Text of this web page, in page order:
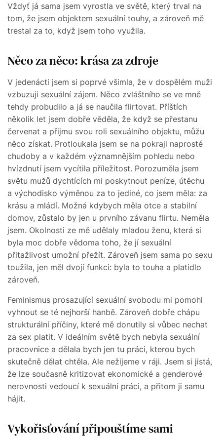
Vždyť já sama jsem vyrostla ve světě, který trval na
tom, že jsem objektem sexuální touhy, a zároveň mě
trestal za to, když jsem toho využila.
Něco za něco: krása za zdroje
V jedenácti jsem si poprvé všimla, že v dospělém muži
vzbuzuji sexuální zájem. Něco zvláštního se ve mně
tehdy probudilo a já se naučila flirtovat. Příštích
několik let jsem dobře věděla, že když se přestanu
červenat a přijmu svou roli sexuálního objektu, můžu
něco získat. Protloukala jsem se na pokraji naprosté
chudoby a v každém významnějším pohledu nebo
hvízdnutí jsem vycítila příležitost. Porozuměla jsem
světu mužů dychtících mi poskytnout peníze, útěchu
a východisko výměnou za to jediné, co jsem měla: za
krásu a mládí. Možná kdybych měla otce a stabilní
domov, zůstalo by jen u prvního závanu flirtu. Neměla
jsem. Okolnosti ze mě udělaly mladou ženu, která si
byla moc dobře vědoma toho, že jí sexuální
přitažlivost umožní přežít. Zároveň jsem sama po sexu
toužila, jen měl dvojí funkci: byla to touha a platidlo
zároveň.
Feminismus prosazující sexuální svobodu mi pomohl
vyhnout se té nejhorší hanbě. Zároveň dobře chápu
strukturální příčiny, které mě donutily si vůbec nechat
za sex platit. V ideálním světě bych nebyla sexuální
pracovnice a dělala bych jen tu práci, kterou bych
skutečně dělat chtěla. Ale nežijeme v ráji. Jsem si jistá,
že lze současně kritizovat ekonomické a genderové
nerovnosti vedoucí k sexuální práci, a přitom ji samu
hájit.
Vykořisťování připouštíme sami